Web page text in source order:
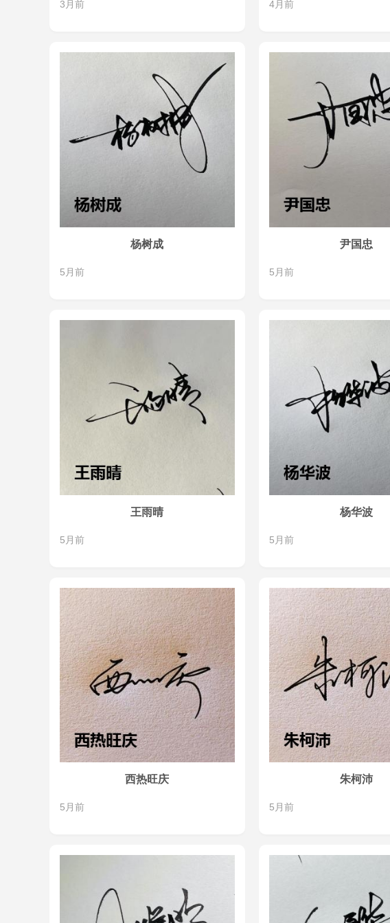
3月前 4月前
杨树成
5月前
尹国忠
5月前
王雨晴
5月前
杨华波
5月前
西热旺庆
5月前
朱柯沛
5月前